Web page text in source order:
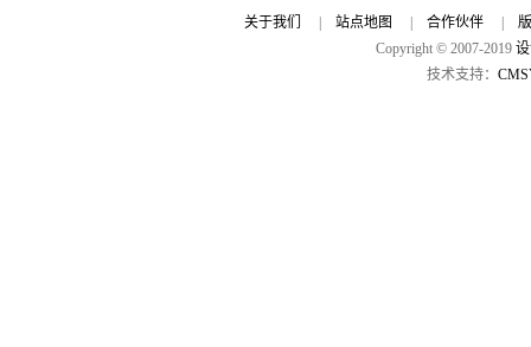
关于我们 |站点地图 |合作伙伴 |
Copyright © 2007-2019
技术支持：